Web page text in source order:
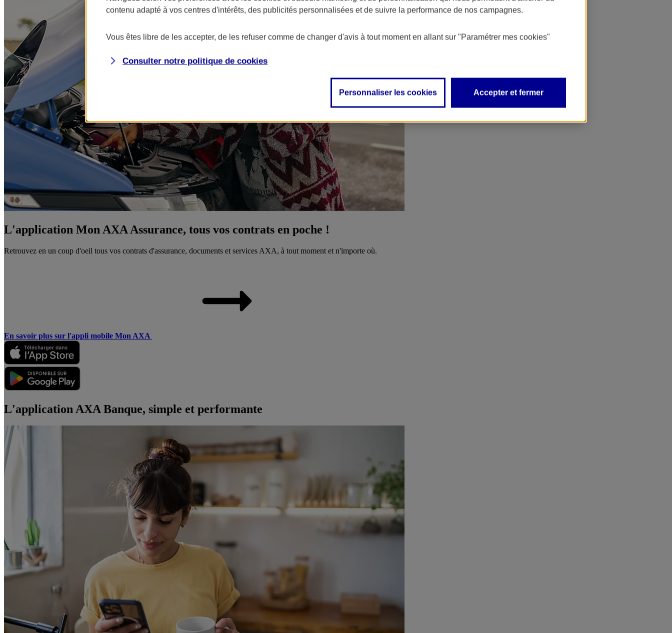
L'application Mon AXA Assurance, tous vos contrats en poche !
Retrouvez en un coup d'oeil tous vos contrats d'assurance, documents et services AXA, à tout moment et n'importe où.
En savoir plus sur l'appli mobile Mon AXA
L'application AXA Banque, simple et performante
contenu adapté à vos centres d'intérêts, des publicités personnalisées et de suivre la performance de nos campagnes.
Vous êtes libre de les accepter, de les refuser comme de changer d'avis à tout moment en allant sur "Paramétrer mes cookies"
Consulter notre politique de cookies
Personnaliser les cookies Accepter et fermer